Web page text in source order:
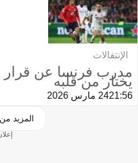
الإنتقالات
مدرب فرنسا عن قرار
يختار من قلبه
21:5624 مارس 2026
المزيد من